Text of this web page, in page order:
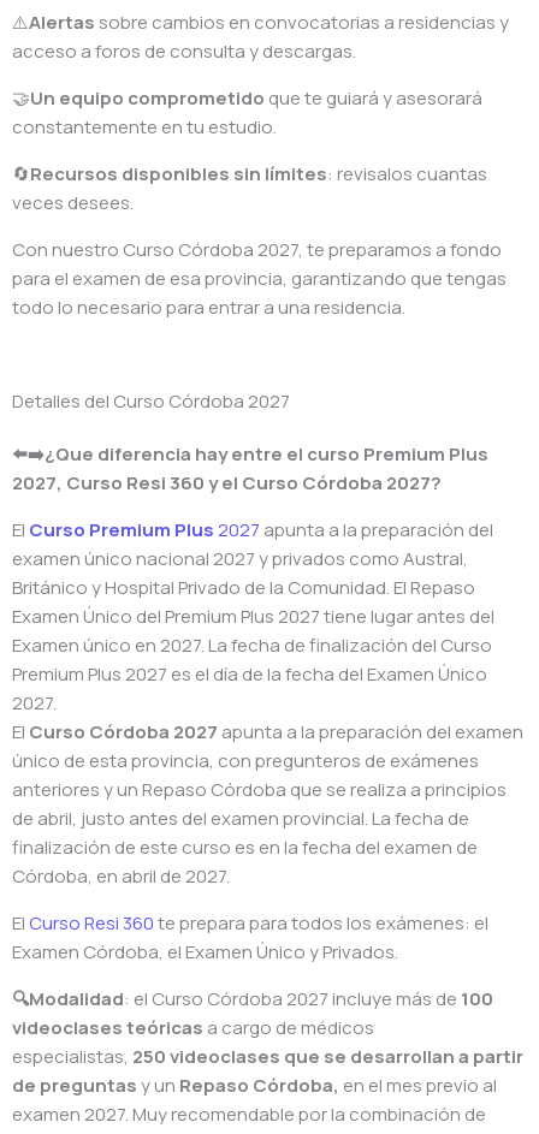
⚠️Alertas sobre cambios en convocatorias a residencias y
acceso a foros de consulta y descargas.
🤝Un equipo comprometido que te guiará y asesorará
constantemente en tu estudio.
🔄Recursos disponibles sin límites: revisalos cuantas
veces desees.
Con nuestro Curso Córdoba 2027, te preparamos a fondo
para el examen de esa provincia, garantizando que tengas
todo lo necesario para entrar a una residencia.
Detalles del Curso Córdoba 2027
⬅️➡️¿Que diferencia hay entre el curso Premium Plus
2027, Curso Resi 360 y el Curso Córdoba 2027?
El Curso Premium Plus2027 apunta a la preparación del
examen único nacional 2027 y privados como Austral,
Británico y Hospital Privado de la Comunidad. El Repaso
Examen Único del Premium Plus 2027 tiene lugar antes del
Examen único en 2027. La fecha de finalización del Curso
Premium Plus 2027 es el día de la fecha del Examen Único
2027.
El Curso Córdoba 2027 apunta a la preparación del examen
único de esta provincia, con pregunteros de exámenes
anteriores y un Repaso Córdoba que se realiza a principios
de abril, justo antes del examen provincial. La fecha de
finalización de este curso es en la fecha del examen de
Córdoba, en abril de 2027.
El Curso Resi 360te prepara para todos los exámenes: el
Examen Córdoba, el Examen Único y Privados.
🔍Modalidad: el Curso Córdoba 2027 incluye más de 100
videoclases teóricas a cargo de médicos
especialistas, 250 videoclases que se desarrollan a partir
de preguntasy un Repaso Córdoba, en el mes previo al
examen 2027. Muy recomendable por la combinación de